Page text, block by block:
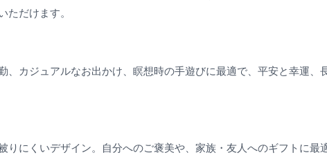
ただけます。
カジュアルなお出かけ、瞑想時の手遊びに最適で、平安と幸運、
にくいデザイン。自分へのご褒美や、家族・友人へのギフトに最